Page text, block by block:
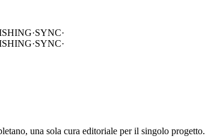
·SYNC·
·SYNC·
una sola cura editoriale per il singolo progetto.